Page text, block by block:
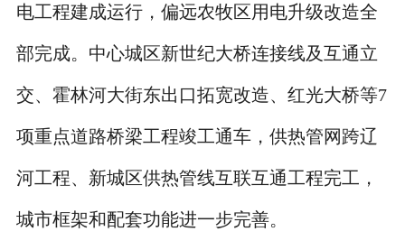
电工程建成运行，偏远农牧区用电升级改造全
部完成。中心城区新世纪大桥连接线及互通立
交、霍林河大街东出口拓宽改造、红光大桥等7
项重点道路桥梁工程竣工通车，供热管网跨辽
河工程、新城区供热管线互联互通工程完工，
城市框架和配套功能进一步完善。